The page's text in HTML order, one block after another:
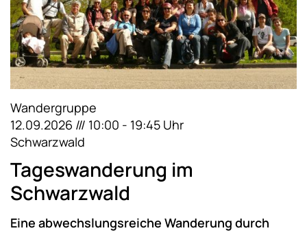
Wandergruppe
12.09.2026 /// 10:00 - 19:45 Uhr
Schwarzwald
Tageswanderung im
Schwarzwald
Eine abwechslungsreiche Wanderung durch